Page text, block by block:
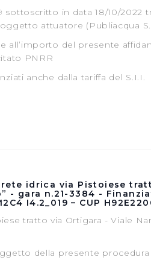
sottoscritto in data 18/10/2022
attuatore (Publiacqua
all’importo del presente
PNRR
anche dalla tariffa del S.I.I.
idrica via Pistoiese
- gara n.21-3384 -
I4.2_019 – CUP
tratto via Ortigara - Viale
della presente